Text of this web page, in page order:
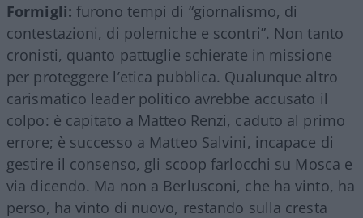
Formigli: furono tempi di “giornalismo, di
contestazioni, di polemiche e scontri”. Non tanto
cronisti, quanto pattuglie schierate in missione
per proteggere l’etica pubblica. Qualunque altro
carismatico leader politico avrebbe accusato il
colpo: è capitato a Matteo Renzi, caduto al primo
errore; è successo a Matteo Salvini, incapace di
gestire il consenso, gli scoop farlocchi su Mosca e
via dicendo. Ma non a Berlusconi, che ha vinto, ha
perso, ha vinto di nuovo, restando sulla cresta